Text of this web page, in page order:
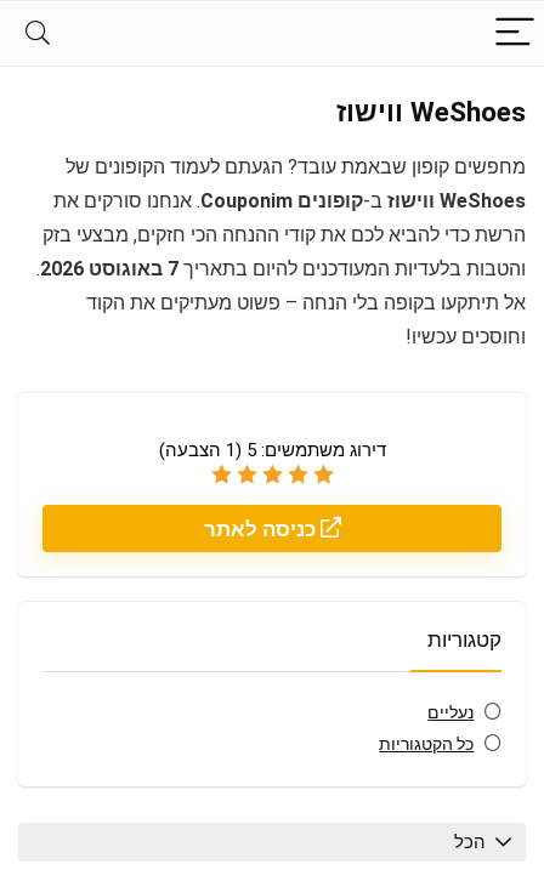
WeShoes ווישוז
מחפשים קופון שבאמת עובד? הגעתם לעמוד הקופונים של
WeShoes ווישוז
ב-קופונים Couponim
. אנחנו סורקים את
הרשת כדי להביא לכם את קודי ההנחה הכי חזקים, מבצעי בזק
והטבות בלעדיות המעודכנים להיום בתאריך 7 באוגוסט 2026
.
אל תיתקעו בקופה בלי הנחה – פשוט מעתיקים את הקוד
וחוסכים עכשיו!
דירוג משתמשים:5
(
1 הצבעה)
כניסה לאתר
קטגוריות
נעליים
כל הקטגוריות
הכל